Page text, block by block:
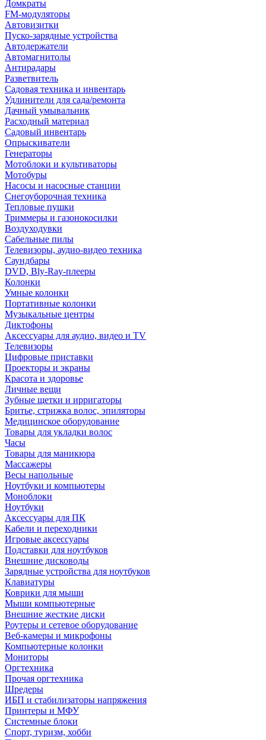
Домкраты
FM-модуляторы
Автовизитки
Пуско-зарядные устройства
Автодержатели
Автомагнитолы
Антирадары
Разветвитель
Садовая техника и инвентарь
Удлинители для сада/ремонта
Дачный умывальник
Расходный материал
Садовый инвентарь
Опрыскиватели
Генераторы
Мотоблоки и культиваторы
Мотобуры
Насосы и насосные станции
Снегоуборочная техника
Тепловые пушки
Триммеры и газонокосилки
Воздуходувки
Сабельные пилы
Телевизоры, аудио-видео техника
Саундбары
DVD, Bly-Ray-плееры
Колонки
Умные колонки
Портативные колонки
Музыкальные центры
Диктофоны
Аксессуары для аудио, видео и TV
Телевизоры
Цифровые приставки
Проекторы и экраны
Красота и здоровье
Личные вещи
Зубные щетки и ирригаторы
Бритье, стрижка волос, эпиляторы
Медицинское оборудование
Товары для укладки волос
Часы
Товары для маникюра
Массажеры
Весы напольные
Ноутбуки и компьютеры
Моноблоки
Ноутбуки
Аксессуары для ПК
Кабели и переходники
Игровые аксессуары
Подставки для ноутбуков
Внешние дисководы
Зарядные устройства для ноутбуков
Клавиатуры
Коврики для мыши
Мыши компьютерные
Внешние жесткие диски
Роутеры и сетевое оборудование
Веб-камеры и микрофоны
Компьютерные колонки
Мониторы
Оргтехника
Прочая оргтехника
Шредеры
ИБП и стабилизаторы напряжения
Принтеры и МФУ
Системные блоки
Спорт, туризм, хобби